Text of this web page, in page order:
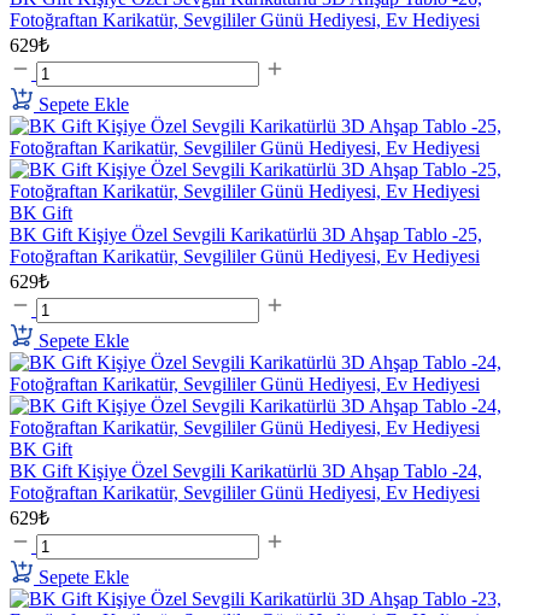
Fotoğraftan Karikatür, Sevgililer Günü Hediyesi, Ev Hediyesi
629₺
Sepete Ekle
BK Gift
BK Gift Kişiye Özel Sevgili Karikatürlü 3D Ahşap Tablo -25,
Fotoğraftan Karikatür, Sevgililer Günü Hediyesi, Ev Hediyesi
629₺
Sepete Ekle
BK Gift
BK Gift Kişiye Özel Sevgili Karikatürlü 3D Ahşap Tablo -24,
Fotoğraftan Karikatür, Sevgililer Günü Hediyesi, Ev Hediyesi
629₺
Sepete Ekle